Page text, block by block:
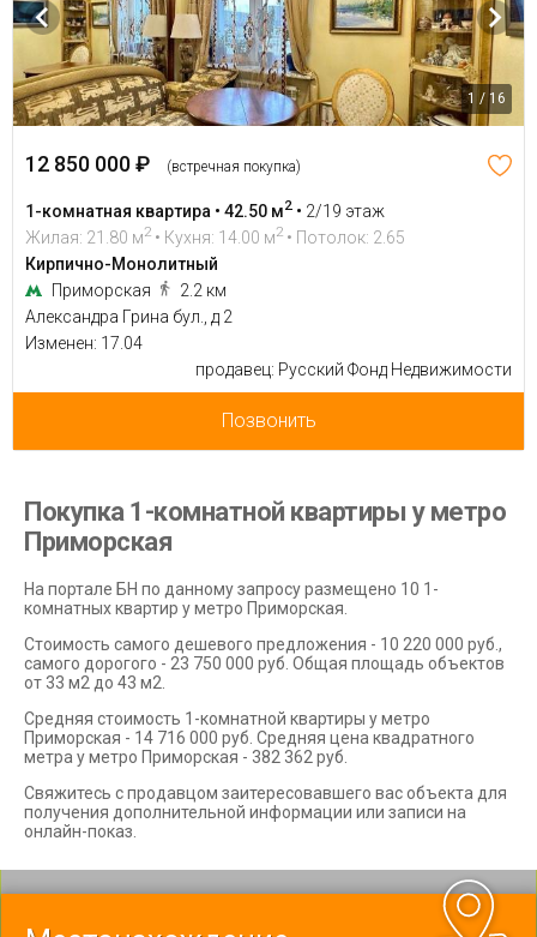
1 / 16
12 850 000 ₽ (встречная покупка)
1-комнатная квартира • 42.50 м2 • 2/19 этаж
Жилая: 21.80 м2 • Кухня: 14.00 м2 • Потолок: 2.65
Кирпично-Монолитный
Приморская
2.2 км
Александра Грина бул., д 2
Изменен: 17.04
продавец: Русский Фонд Недвижимости
Позвонить
Покупка 1-комнатной квартиры у метро
Приморская
На портале БН по данному запросу размещено 10 1-
комнатных квартир у метро Приморская.
Стоимость самого дешевого предложения - 10 220 000 руб.,
самого дорогого - 23 750 000 руб. Общая площадь объектов
от 33 м2 до 43 м2.
Средняя стоимость 1-комнатной квартиры у метро
Приморская - 14 716 000 руб. Средняя цена квадратного
метра у метро Приморская - 382 362 руб.
Свяжитесь с продавцом заитересовавшего вас объекта для
получения дополнительной информации или записи на
онлайн-показ.